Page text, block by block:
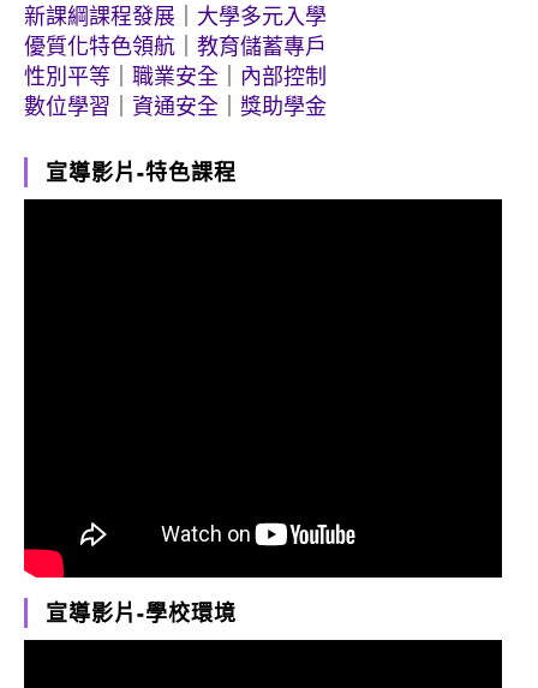
新課綱課程發展
大學多元入學
優質化特色領航
教育儲蓄專戶
性別平等
職業安全
內部控制
數位學習
資通安全 獎助學金
宣導影片-特色課程
宣導影片-學校環境